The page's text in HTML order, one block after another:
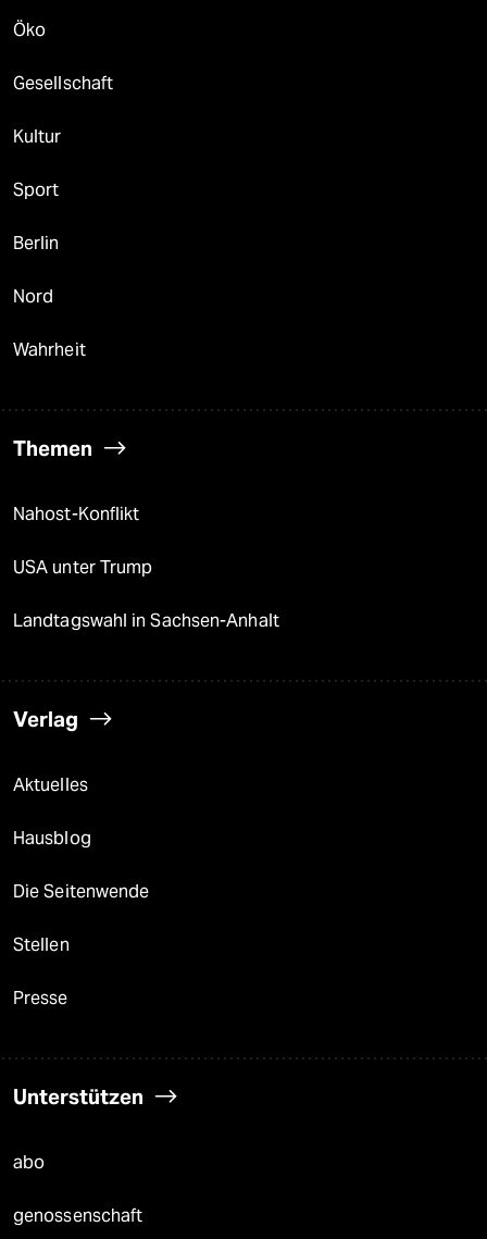
Öko
Gesellschaft
Kultur
Sport
Berlin
Nord
Wahrheit
Themen
Nahost-Konflikt
USA unter Trump
Landtagswahl in Sachsen-Anhalt
Verlag
Aktuelles
Hausblog
Die Seitenwende
Stellen
Presse
Unterstützen
abo
genossenschaft